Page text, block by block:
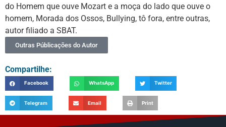
do Homem que ouve Mozart e a moça do lado que ouve o
homem, Morada dos Ossos, Bullying, tô fora, entre outras,
autor filiado a SBAT.
Outras Públicações do Autor
Compartilhe:
Facebook WhatsApp Twitter
Telegram Email Print